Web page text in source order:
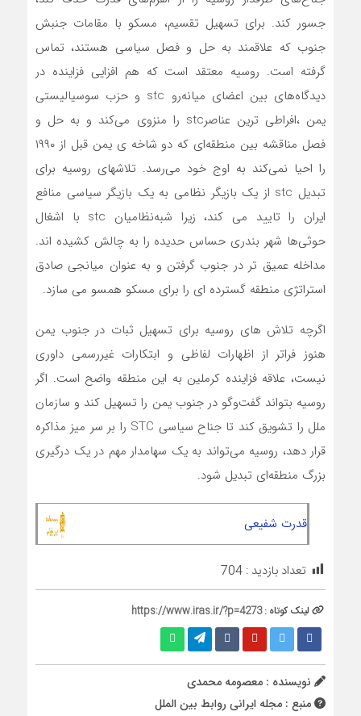
جسور کند. برای تسهیل تقسیم، مسکو با مقامات جنبش
جنوب که علاقمند به حل و فصل سیاسی هستند، تماس
گرفته است. روسیه معتقد است که هم افزایی فزاینده در
دیدگاه‌های بین اعضای میانه‌رو stc و حزب سوسیالیستی
یمن ،افراطی ترین عناصرstc را منزوی می‌کند و به حل و
فصل مناقشه بین منطقه‌ای که دو شاخه ی یمن قبل از ۱۹۹۰
را احیا نمی‌کند به اوج خود می‌رسد. تلاشهای روسیه برای
تبدیل stc از یک بازیگر نظامی به یک بازیگر سیاسی منافع
ایران را تایید می کند، زیرا شبه‌نظامیان stc با اشغال
حوثی‌ها شهر بندری حساس حدیده را به چالش کشیده اند.
مداخله عمیق تر در جنوب گرفتن و به عنوان میانجی صادق
استراتژی منطقه گسترده ای را برای مسکو همسو می سازد.
اگرچه تلاش های روسیه برای تسهیل ثبات در جنوب یمن
هنوز فراتر از اظهارات لفاظی و ابتکارات غیررسمی داوری
نیست، علاقه فزاینده کرملین به این منطقه واضح است. اگر
روسیه بتواند گفت‌وگو در جنوب یمن را تسهیل کند و سازمان
ملل را تشویق کند تا جناح سیاسی STC را بر سر میز مذاکره
قرار دهد، روسیه می‌تواند به یک سهامدار مهم در یک درگیری
بزرگ منطقه‌ای تبدیل شود.
قدرت شفیعی
تعداد بازدید : 704
لینک کوتاه :https://www.iras.ir/?p=4273
نویسنده : معصومه محمدی
منبع : مجله ایرانی روابط بین الملل